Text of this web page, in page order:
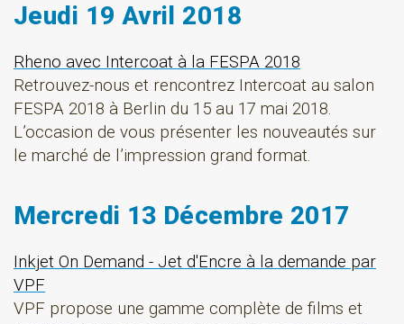
Jeudi 19 Avril 2018
Rheno avec Intercoat à la FESPA 2018
Retrouvez-nous et rencontrez Intercoat au salon
FESPA 2018 à Berlin du 15 au 17 mai 2018.
L’occasion de vous présenter les nouveautés sur
le marché de l’impression grand format.
Mercredi 13 Décembre 2017
Inkjet On Demand - Jet d'Encre à la demande par
VPF
VPF propose une gamme complète de films et